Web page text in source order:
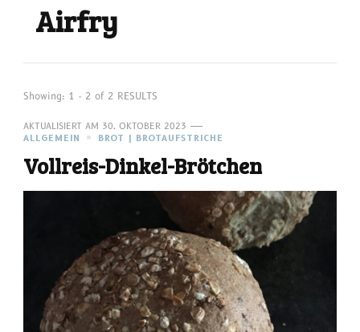
Airfry
Showing: 1 - 2 of 2 RESULTS
AKTUALISIERT AM 30. OKTOBER 2023
ALLGEMEIN
BROT | BROTAUFSTRICHE
Vollreis-Dinkel-Brötchen